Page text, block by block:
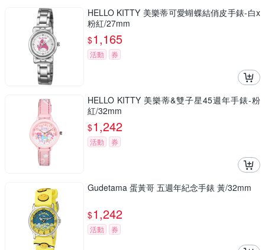
HELLO KITTY 美樂蒂可愛蝴蝶結俏皮手錶-白x
粉紅/27mm
$1,165
活動 券
HELLO KITTY 美樂蒂&雙子星45週年手錶-粉
紅/32mm
$1,242
活動 券
Gudetama 蛋黃哥 五週年紀念手錶 黃/32mm
$1,242
活動 券